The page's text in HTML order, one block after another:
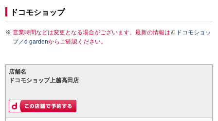
ドコモショップ
営業時間などは変更となる場合がございます。最新の情報は
ドコモショッ
プ／d gardenからご確認ください。
店舗名
ドコモショップ上越高田店